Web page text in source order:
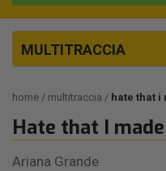
MULTITRACCIA
home multitraccia hate that i
Hate that I
Ariana Grande